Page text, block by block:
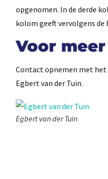
opgenomen. In de derde
kolom geeft vervolgens
Voor
Contact opnemen met het
Egbert van der Tuin.
Egbert van der Tuin